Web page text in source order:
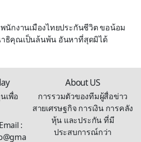
นักงานเมืองไทยประกันชีวิต ขอน้อม
ธิคุณเป็นล้นพ้น อันหาที่สุดมิได้
เพื่อ
:
About US
การรวมตัวของทีมผู้สื่อข่าว
สายเศรษฐกิจ การเงิน การคลัง
หุ้น และประกัน ที่มี
ประสบการณ์กว่า